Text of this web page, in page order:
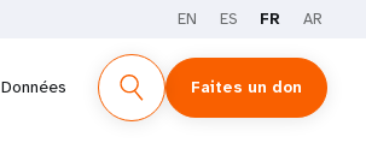
EN ES FR AR
Données Faites un don